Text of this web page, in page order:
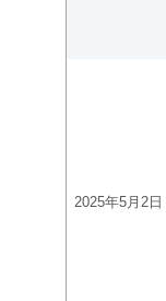
2025年5月2日